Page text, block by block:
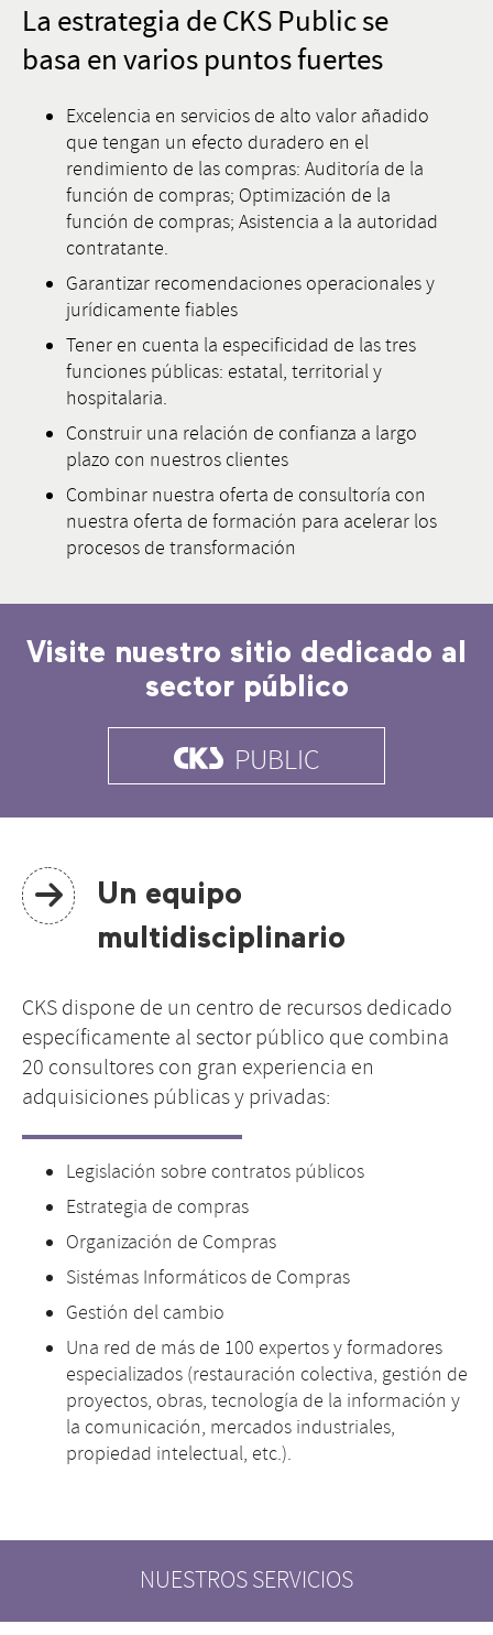
La estrategia de CKS Public se
basa en varios puntos fuertes
Excelencia en servicios de alto valor añadido
que tengan un efecto duradero en el
rendimiento de las compras: Auditoría de la
función de compras; Optimización de la
función de compras; Asistencia a la autoridad
contratante.
Garantizar recomendaciones operacionales y
jurídicamente fiables
Tener en cuenta la especificidad de las tres
funciones públicas: estatal, territorial y
hospitalaria.
Construir una relación de confianza a largo
plazo con nuestros clientes
Combinar nuestra oferta de consultoría con
nuestra oferta de formación para acelerar los
procesos de transformación
Visite nuestro sitio dedicado al
sector público
@ PUBLIC
Un equipo
multidisciplinario
CKS dispone de un centro de recursos dedicado
específicamente al sector público que combina
20 consultores con gran experiencia en
adquisiciones públicas y privadas:
Legislación sobre contratos públicos
Estrategia de compras
Organización de Compras
Sistémas Informáticos de Compras
Gestión del cambio
Una red de más de 100 expertos y formadores
especializados (restauración colectiva, gestión de
proyectos, obras, tecnología de la información y
la comunicación, mercados industriales,
propiedad intelectual, etc.).
NUESTROS SERVICIOS